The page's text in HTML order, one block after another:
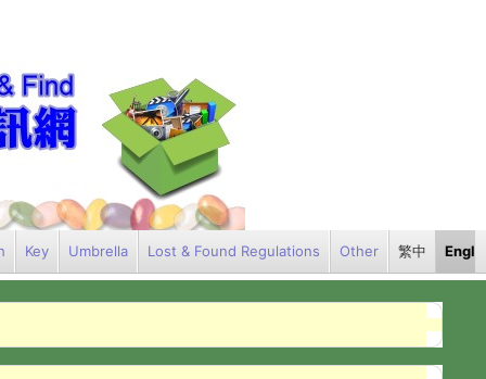
Key Umbrella Lost & Found Regulations Other 繁中